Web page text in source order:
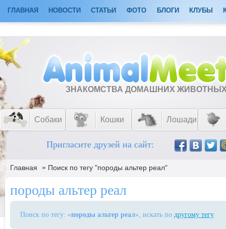
ГЛАВНАЯ НОВОСТИ СТАТЬИ ФОТО БЛОГИ КЛУБЫ
ЗНАКОМСТВА ДОМАШНИХ
Собаки Кошки Лошади
Пригласите друзей на сайт:
Главная » Поиск по тегу "породы альтер реал"
породы альтер реал
Поиск по тегу: «породы альтер реал», искать по другому тегу